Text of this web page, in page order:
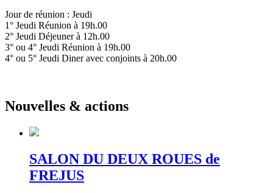
Jour de réunion : Jeudi
1° Jeudi Réunion à 19h.00
2° Jeudi Déjeuner à 12h.00
3° ou 4° Jeudi Réunion à 19h.00
4° ou 5° Jeudi Diner avec conjoints à 20h.00
Nouvelles & actions
SALON DU DEUX ROUES de
FREJUS